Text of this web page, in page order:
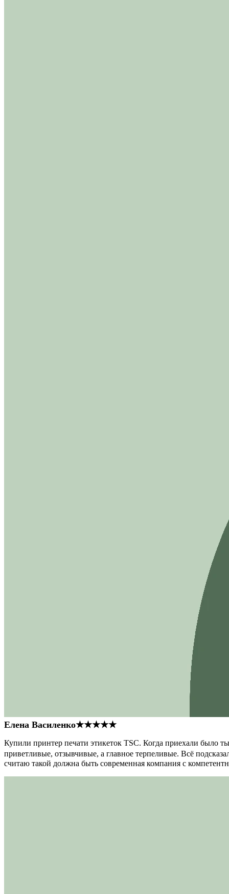
Елена Василенко★★★★★
Купили принтер печати этикеток TSC. Когда приехали было
приветливые, отзывчивые, а главное терпеливые. Всё
считаю такой должна быть современная компания с